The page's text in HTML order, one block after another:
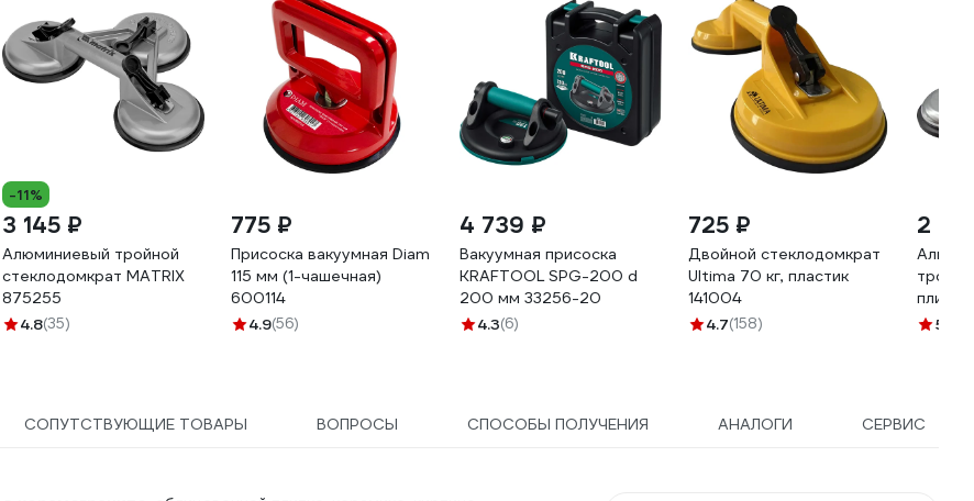
-11%
3 145 ₽
Алюминиевый тройной
стеклодомкрат MATRIX
875255
4.8(35)
775 ₽
Присоска вакуумная Diam
115 мм (1-чашечная)
600114
4.9(56)
4 739 ₽
Вакуумная присоска
KRAFTOOL SPG-200 d
200 мм 33256-20
4.3(6)
725 ₽
Двойной стеклодомкрат
Ultima 70 кг, пластик
141004
4.7(158)
2
5
СОПУТСТВУЮЩИЕ ТОВАРЫ ВОПРОСЫ СПОСОБЫ ПОЛУЧЕНИЯ АНАЛОГИ СЕРВИС